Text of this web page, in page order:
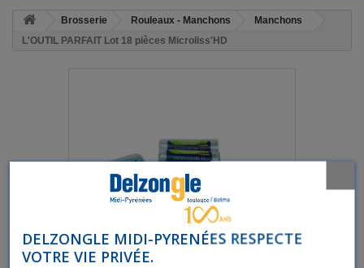
Brosserie Rouleaux - Manchons
Manchons
L'OUTIL PARFAIT Lot 18 pièces Microliss'HD
Agrandir l'image
DELZONGLE MIDI-PYRENÉES RESPECTE
VOTRE VIE PRIVÉE.